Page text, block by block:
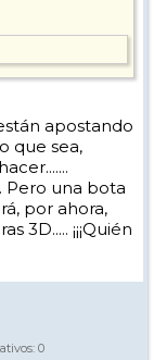
muy muy
la posibilidad
o en una web
suficientes como
malas
y alguno incluso
leído en este
es y lo que ganan
tiendas donde
probarnos las
apostando
que sea,
Pero una bota
por ahora,
3D..... ¡¡¡Quién
0